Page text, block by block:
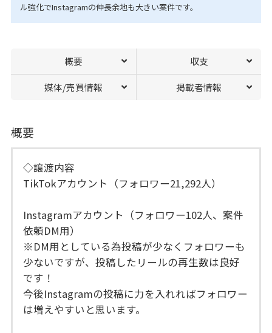
ル強化でInstagramの伸長余地も大きい案件です。
概要 収支
媒体/売買情報 掲載者情報
概要
◇譲渡内容
TikTokアカウント（フォロワー21,292人）
Instagramアカウント（フォロワー102人、案件
依頼DM用）
※DM用としている為投稿が少なくフォロワーも
少ないですが、投稿したリールの再生数は良好
です！
今後Instagramの投稿に力を入れればフォロワー
は増えやすいと思います。